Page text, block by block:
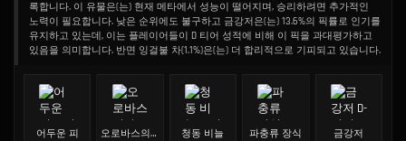
록합니다. 이 유물은(는) 현재 메타에서 성능이 떨어지며, 승리하려면 추가적인
노력이 필요합니다. 낮은 순위에도 불구하고 금강저은(는) 13.6%의 픽률로 인기를
유지하고 있는데, 이는 플레이어들이 D 티어 성적에 비해 이 픽을 과대평가하고
있음을 의미합니다. 반면 잉걸불 차(1.1%)은(는) 더 합리적으로 기피되고 있습니다.
어두운 피 오로바스의 손 청동 비늘 파충류 장식 금강저